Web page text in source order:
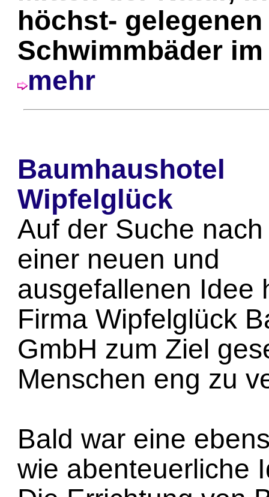
höchst- gelegenen
Schwimmbäder
mehr
Baumhaushotel
Wipfelglück
Auf der Suche nach
einer neuen und
ausgefallenen Idee
Firma Wipfelglück
GmbH zum Ziel
Menschen eng zu
Bald war eine
wie abenteuerliche